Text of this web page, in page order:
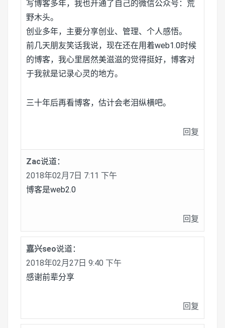
写博客多年，我也开通了自己的微信公众号：荒
野木头。
创业多年，主要分享创业、管理、个人感悟。
前几天朋友笑话我说，现在还在用着web1.0时候
的博客，我心里居然美滋滋的觉得挺好，博客对
于我就是记录心灵的地方。
三十年后再看博客，估计会老泪纵横吧。
回复
Zac说道：
2018年02月7日 7:11 下午
博客是web2.0
回复
嘉兴seo说道：
2018年02月27日 9:40 下午
感谢前辈分享
回复